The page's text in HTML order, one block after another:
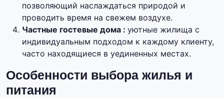
позволяющий наслаждаться природой и
проводить время на свежем воздухе.
Частные гостевые дома : уютные жилища с
индивидуальным подходом к каждому клиенту,
часто находящиеся в уединенных местах.
Особенности выбора жилья и
питания